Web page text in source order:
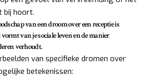
bij hoort.
van een droom over een receptie is
vormt van je sociale leven en de manier
verhoudt.
van specifieke dromen over
betekenissen: